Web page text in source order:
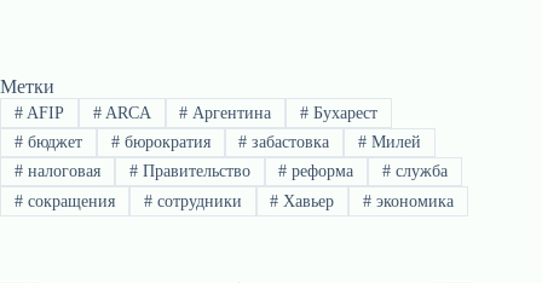
Метки
#AFIP #ARCA # Аргентина # Бухарест
#бюджет #бюрократия # забастовка # Милей
#налоговая #Правительство # реформа # служба
#сокращения #сотрудники # Хавьер # экономика